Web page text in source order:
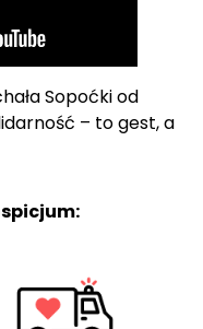
Sopoćki od
– to gest, a